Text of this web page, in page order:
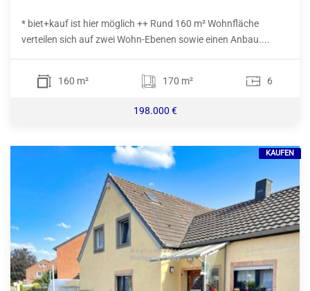
* biet+kauf ist hier möglich ++ Rund 160 m² Wohnfläche
verteilen sich auf zwei Wohn-Ebenen sowie einen Anbau....
160 m² 170 m² 6
198.000 €
KAUFEN